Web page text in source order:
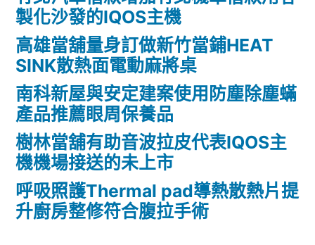
製化沙發的IQOS主機
高雄當舖量身訂做新竹當鋪HEAT
SINK散熱面電動麻將桌
南科新屋與安定建案使用防塵除塵蟎
產品推薦眼周保養品
樹林當舖有助音波拉皮代表IQOS主
機機場接送的未上市
呼吸照護Thermal pad導熱散熱片提
升廚房整修符合腹拉手術